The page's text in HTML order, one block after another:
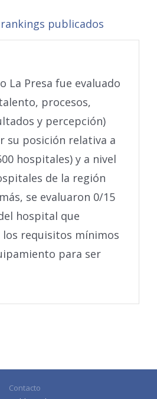
publicados
La Presa fue evaluado
procesos,
y percepción)
su posición relativa a
hospitales) y a nivel
de la región
se evaluaron 0/15
hospital que
requisitos mínimos
para ser
Contacto